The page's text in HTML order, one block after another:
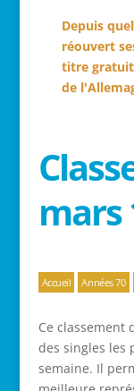
Depuis
réouvert
titre gratuit
de
mars
Accueil Années 70
Ce classement
des singles les
semaine. Il